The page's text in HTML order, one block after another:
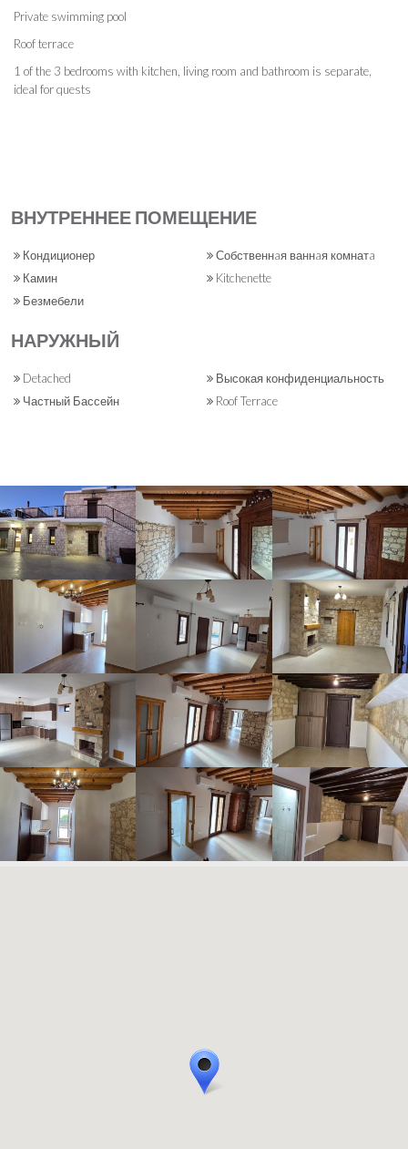
Private swimming pool
Roof terrace
1 of the 3 bedrooms with kitchen, living room and bathroom is separate,
ideal for quests
ВНУТРЕННЕЕ ПОМЕЩЕНИЕ
Кондиционер
Собственнaя ваннaя комнатa
Камин
Kitchenette
Безмебели
НАРУЖНЫЙ
Detached
Высокая конфиденциальность
Частный Бассейн
Roof Terrace